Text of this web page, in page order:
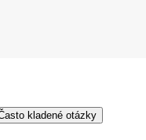
kladené otázky